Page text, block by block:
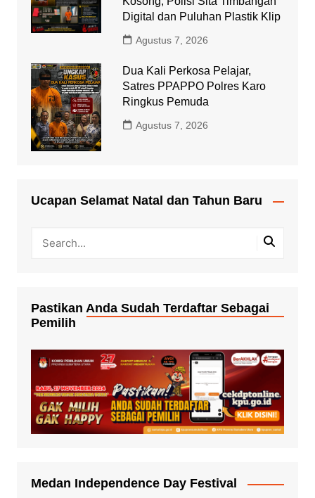
Digital dan Puluhan Plastik Klip
Agustus 7, 2026
Dua Kali Perkosa Pelajar,
Satres PPAPPO Polres Karo
Ringkus Pemuda
Agustus 7, 2026
Ucapan Selamat Natal dan Tahun Baru
Pastikan Anda Sudah Terdaftar Sebagai
Pemilih
Medan Independence Day Festival